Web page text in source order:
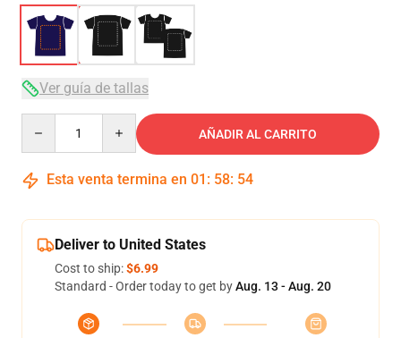
Ver guía de tallas
AÑADIR AL CARRITO
Esta venta termina en 01 : 58: 53
Deliver to United States
Cost to ship:$6.99
Standard - Order today to get byAug. 13 - Aug. 20